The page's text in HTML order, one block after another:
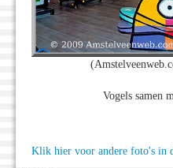
Vogels samen
Klik hier voor andere foto's in